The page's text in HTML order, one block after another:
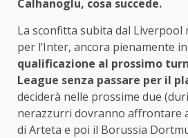
Calhanoglu, cosa succede.
La sconfitta subita dal Liverpool
per l’Inter, ancora pienamente
qualificazione al prossimo
League senza passare per il
deciderà nelle prossime due
nerazzurri dovranno affrontare
di Arteta e poi il Borussia